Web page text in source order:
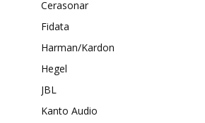
Cerasonar
Fidata
Harman/Kardon
Hegel
JBL
Kanto Audio